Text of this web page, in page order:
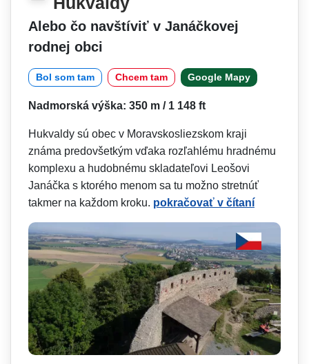
Alebo čo navštíviť v Janáčkovej
rodnej obci
Bol som tam Chcem tam Google Mapy
Nadmorská výška: 350 m / 1 148 ft
Hukvaldy sú obec v Moravskosliezskom kraji
známa predovšetkým vďaka rozľahlému hradnému
komplexu a hudobnému skladateľovi Leošovi
Janáčka s ktorého menom sa tu možno stretnúť
takmer na každom kroku. pokračovať v čítaní